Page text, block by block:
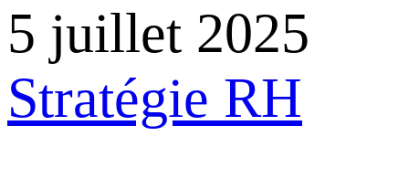
5 juillet 2025
Stratégie RH